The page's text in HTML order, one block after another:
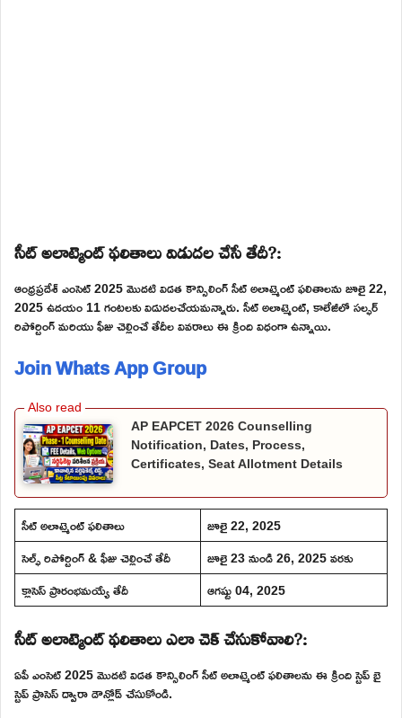
సీట్ అలాట్మెంట్ ఫలితాలు విడుదల చేసే తేదీ?:
ఆంధ్రప్రదేశ్ ఎంసెట్ 2025 మొదటి విడత కౌన్సిలింగ్ సీట్ అలాట్మెంట్ ఫలితాలను జూలై 22,
2025 ఉదయం 11 గంటలకు విడుదలచేయమన్నారు. సీట్ అలాట్మెంట్, కాలేజీలో సల్ఫర్
రిపోర్టింగ్ మరియు ఫీజు చెల్లించే తేదీల వివరాలు ఈ క్రింది విధంగా ఉన్నాయి.
Join Whats App Group
AP EAPCET 2026 Counselling
Notification, Dates, Process,
Certificates, Seat Allotment Details
సీట్ అలాట్మెంట్ ఫలితాలు
జూలై 22, 2025
సెల్ఫ్ రిపోర్టింగ్ & ఫీజు చెల్లించే తేదీ
జూలై 23 నుండి 26, 2025 వరకు
క్లాసెస్ ప్రారంభమయ్యే తేదీ
ఆగష్టు 04, 2025
సీట్ అలాట్మెంట్ ఫలితాలు ఎలా చెక్ చేసుకోవాలి?:
ఏపీ ఎంసెట్ 2025 మొదటి విడత కౌన్సిలింగ్ సీట్ అలాట్మెంట్ ఫలితాలను ఈ క్రింది స్టెప్ బై
స్టెప్ ప్రాసెస్ ద్వారా డౌన్లోడ్ చేసుకోండి.